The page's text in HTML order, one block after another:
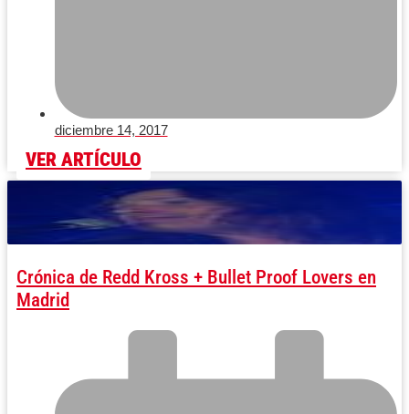
diciembre 14, 2017
VER ARTÍCULO
Crónica de Redd Kross + Bullet Proof Lovers en
Madrid